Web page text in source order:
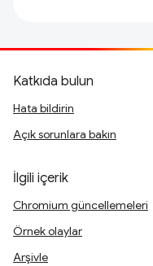
Katkıda bulun
Hata bildirin
Açık sorunlara bakın
İlgili içerik
Chromium güncellemeleri
Örnek olaylar
Arşivle